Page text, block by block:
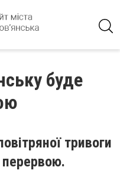
буде
тривоги
перервою.